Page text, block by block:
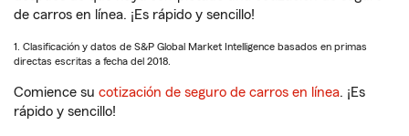
de carros en línea. ¡Es rápido y sencillo!
1. Clasificación y datos de S&P Global Market Intelligence basados en primas
directas escritas a fecha del 2018.
Comience su cotización de seguro de carros en línea. ¡Es
rápido y sencillo!